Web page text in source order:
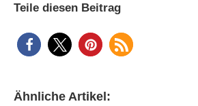
Teile diesen Beitrag
Ähnliche Artikel: